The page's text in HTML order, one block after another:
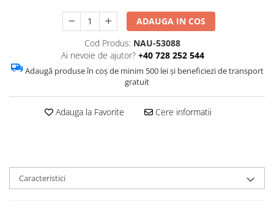
ADAUGA IN COS
Cod Produs: NAU-53088
Ai nevoie de ajutor? +40 728 252 544
Adaugă produse în coș de minim 500 lei și beneficiezi de transport
gratuit
Adauga la Favorite Cere informatii
Caracteristici